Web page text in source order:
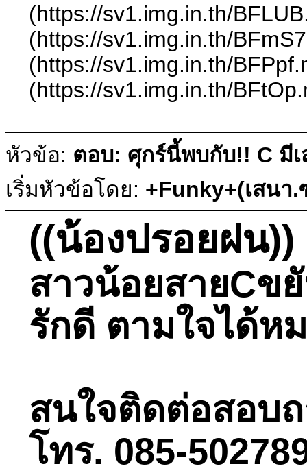
(https://sv1.img.in.th/
(https://sv1.img.in.th/
(https://sv1.img.in.th/
(https://sv1.img.in.th/
หัวข้อ: ตอบ: ศุกร์นี้พบกับ!! C มี
เริ่มหัวข้อโดย: +Funky+(เสนา
((น้องปรอยฝน))
สาวน้อยสายCข
รักดี ตามใจได้ห
สนใจติดต่อสอบ
โทร. 085-